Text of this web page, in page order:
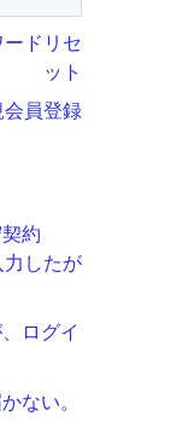
ドリセ
ット
会員登録
約
力したが
ログイ
ない。